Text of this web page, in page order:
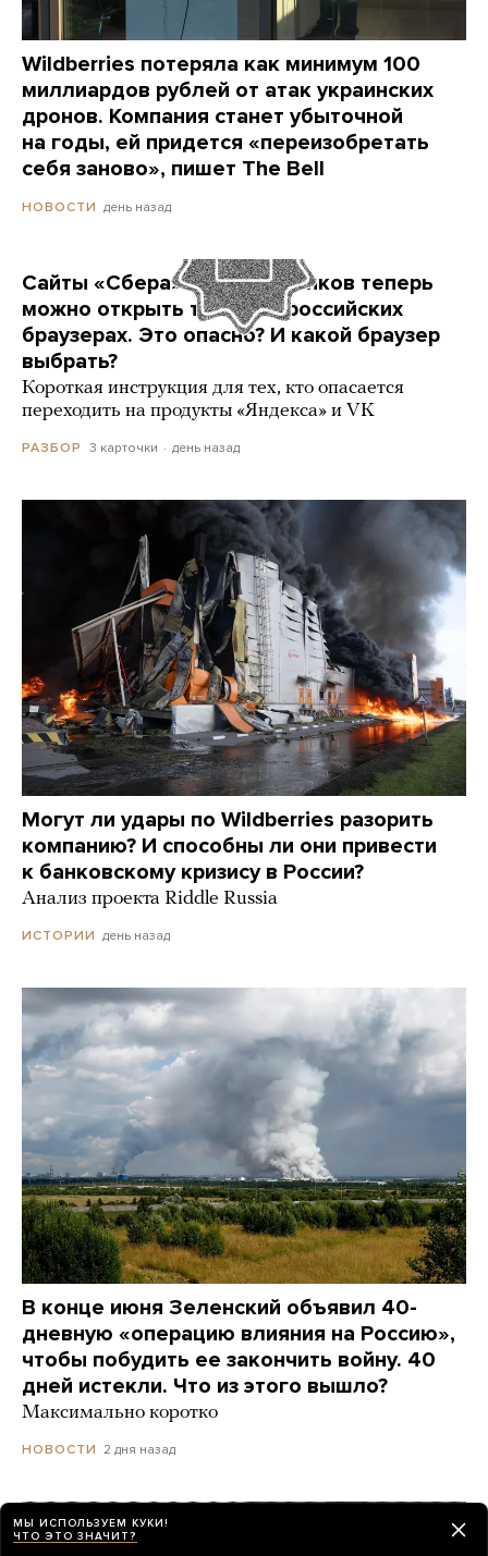
Wildberries потеряла как минимум 100
миллиардов рублей от атак украинских
дронов. Компания станет убыточной
на годы, ей придется «переизобретать
себя заново», пишет The Bell
НОВОСТИ день назад
Сайты «Сбера» и других банков теперь
можно открыть только в российских
браузерах. Это опасно? И какой браузер
выбрать?
Короткая инструкция для тех, кто опасается
переходить на продукты «Яндекса» и VK
РАЗБОР 3 карточки день назад
Могут ли удары по Wildberries разорить
компанию? И способны ли они привести
к банковскому кризису в России?
Анализ проекта Riddle Russia
ИСТОРИИ день назад
В конце июня Зеленский объявил 40-
дневную «операцию влияния на Россию»,
чтобы побудить ее закончить войну. 40
дней истекли. Что из этого вышло?
Максимально коротко
НОВОСТИ 2 дня назад
МЫ ИСПОЛЬЗУЕМ КУКИ!
ЧТО ЭТО ЗНАЧИТ?